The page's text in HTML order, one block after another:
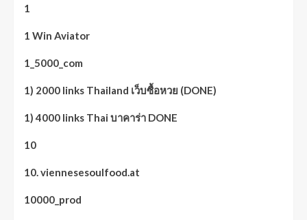
1
1 Win Aviator
1_5000_com
1) 2000 links Thailand เว็บซื้อหวย (DONE)
1) 4000 links Thai บาคาร่า DONE
10
10. viennesesoulfood.at
10000_prod